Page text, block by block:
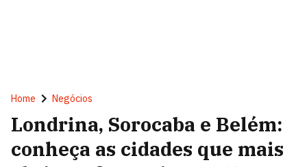
Home Negócios
Londrina, Sorocaba e Belém:
conheça as cidades que mais